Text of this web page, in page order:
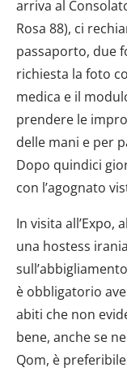
arriva al
Rosa 88), ci
passaporto, due
richiesta la foto
medica e il
prendere le
delle mani e per
Dopo quindici
con l’agognato
In visita all’Expo,
una hostess
è obbligatorio
abiti che non
bene, anche se
Qom, è